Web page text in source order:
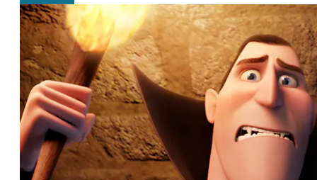
Filmnamiddag Huis van het Kind: Hotel Transylvania